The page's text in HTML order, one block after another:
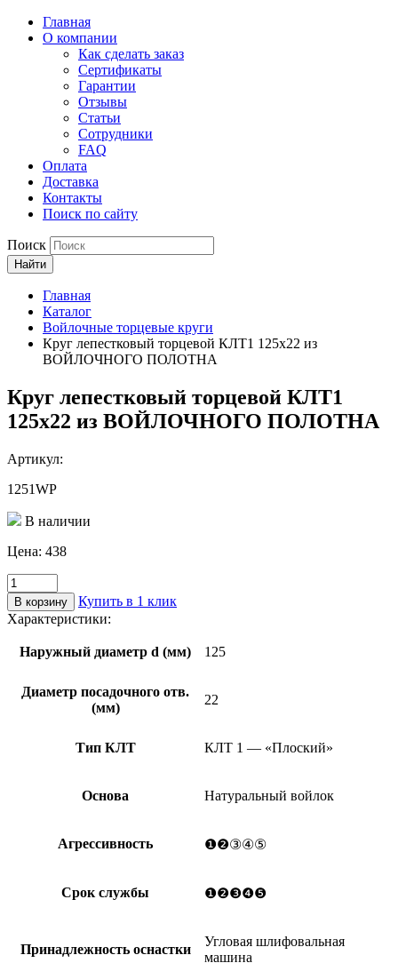
Главная
О компании
Как сделать заказ
Сертификаты
Гарантии
Отзывы
Статьи
Сотрудники
FAQ
Оплата
Доставка
Контакты
Поиск по сайту
Поиск
Найти
Главная
Каталог
Войлочные торцевые круги
Круг лепестковый торцевой КЛТ1 125х22 из
ВОЙЛОЧНОГО ПОЛОТНА
Круг лепестковый торцевой КЛТ1
125х22 из ВОЙЛОЧНОГО ПОЛОТНА
Артикул:
1251WP
В наличии
Цена: 438
Количество
товара
Круг
лепестковый
торцевой
КЛТ1
ВОЙЛОЧНОГО
В корзину
Купить в 1 клик
Характеристики:
Наружный диаметр d (мм) 125
Диаметр посадочного отв.
(мм)
22
Тип КЛТ КЛТ 1 — «Плоский»
Основа Натуральный войлок
Агрессивность ❶❷③④⑤
Срок службы ❶❷❸❹❺
Принадлежность оснастки
Угловая шлифовальная
машина